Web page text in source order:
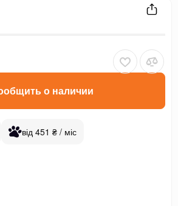
о наличии
від 451 ₴ / міс